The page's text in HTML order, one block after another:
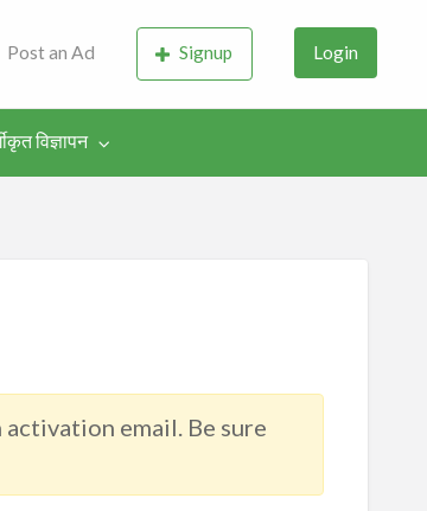
Literature &
Post an Ad Signup Login
विज्ञापन
email. Be sure